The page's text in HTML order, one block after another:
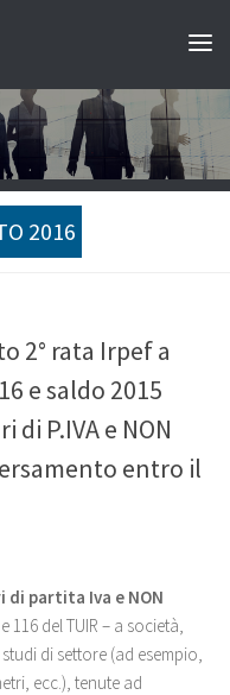
2016
2° rata Irpef a
e saldo 2015
P.IVA e NON
entro il
di partita Iva e NON
116 del TUIR – a società,
di settore (ad esempio,
ecc.), tenute ad